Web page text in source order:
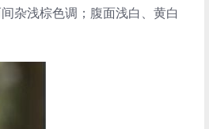
杂浅棕色调；腹面浅白、黄白